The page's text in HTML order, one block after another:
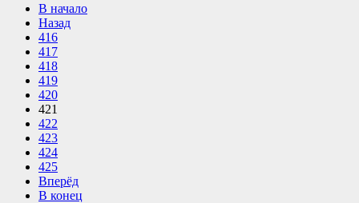
В начало
Назад
416
417
418
419
420
421
422
423
424
425
Вперёд
В конец